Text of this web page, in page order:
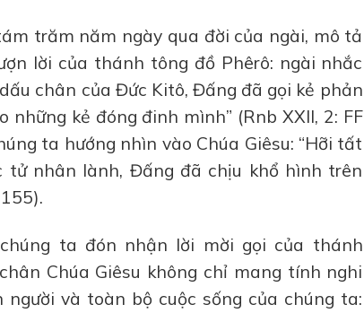
trăm năm ngày qua đời của ngài, mô tả
lời của thánh tông đồ Phêrô: ngài nhắc
chân của Đức Kitô, Đấng đã gọi kẻ phản
kẻ đóng đinh mình” (Rnb XXII, 2: FF
ta hướng nhìn vào Chúa Giêsu: “Hỡi tất
nhân lành, Đấng đã chịu khổ hình trên
ta đón nhận lời mời gọi của thánh
Chúa Giêsu không chỉ mang tính nghi
và toàn bộ cuộc sống của chúng ta: